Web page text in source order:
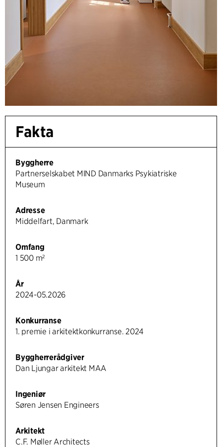
Fakta
Byggherre
Partnerselskabet MIND Danmarks Psykiatriske
Museum
Adresse
Middelfart, Danmark
Omfang
1 500 m²
År
2024-05.2026
Konkurranse
1. premie i arkitektkonkurranse. 2024
Byggherrerådgiver
Dan Ljungar arkitekt MAA
Ingeniør
Søren Jensen Engineers
Arkitekt
C.F. Møller Architects